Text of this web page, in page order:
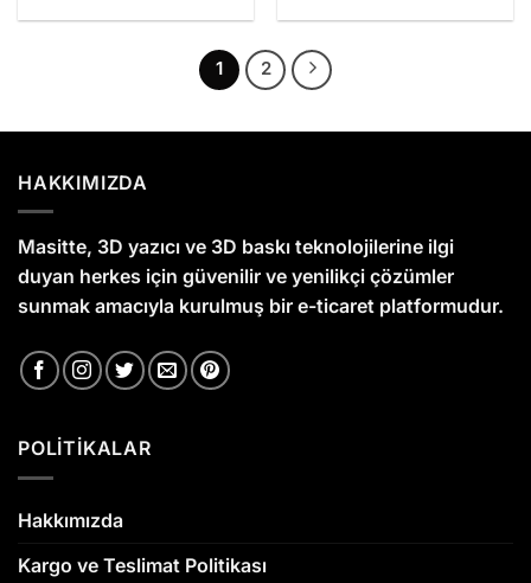
₺1.350,00.fiyat:
₺1.550,00.fiyat:
1 2
HAKKIMIZDA
Masitte, 3D yazıcı ve 3D baskı teknolojilerine ilgi
duyan herkes için güvenilir ve yenilikçi çözümler
sunmak amacıyla kurulmuş bir e-ticaret platformudur.
POLİTİKALAR
Hakkımızda
Kargo ve Teslimat Politikası